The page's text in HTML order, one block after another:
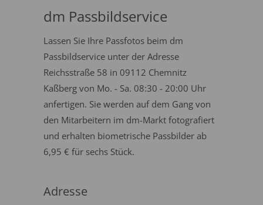
dm Passbildservice
Lassen Sie Ihre Passfotos beim dm
Passbildservice unter der Adresse
Reichsstraße 58 in 09112 Chemnitz
Kaßberg von Mo. - Sa. 08:30 - 20:00 Uhr
anfertigen. Sie werden auf dem Gang von
den Mitarbeitern im dm-Markt fotografiert
und erhalten biometrische Passbilder ab
6,95 € für sechs Stück.
Adresse